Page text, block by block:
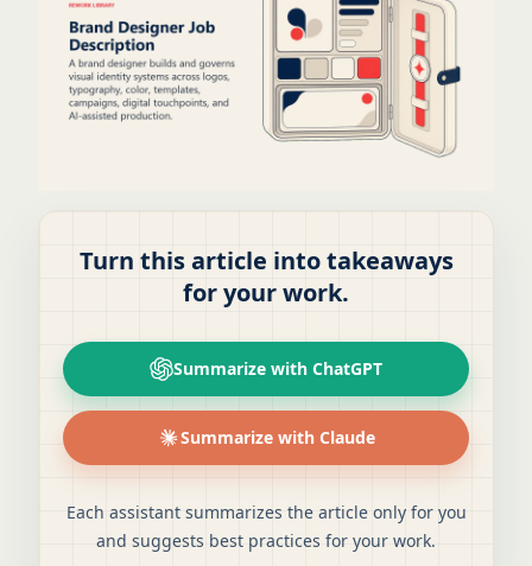
Turn this article into takeaways
for your work.
Summarize with ChatGPT
Summarize with Claude
Each assistant summarizes the article only for you
and suggests best practices for your work.